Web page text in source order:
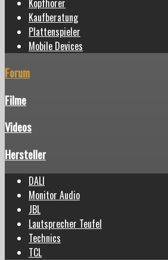
Kopfhörer
Kaufberatung
Plattenspieler
Mobile Devices
Forum
Filme
Videos
Hersteller
DALI
Monitor Audio
JBL
Lautsprecher Teufel
Technics
TCL